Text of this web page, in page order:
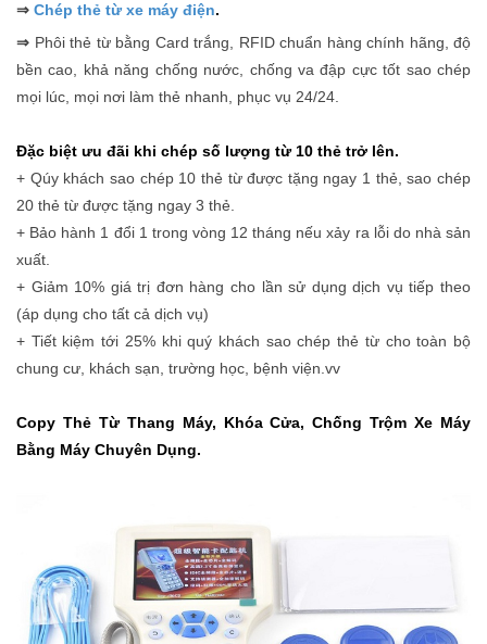
⇒ Chép thẻ từ xe máy điện.
⇒ Phôi thẻ từ bằng Card trắng, RFID chuẩn hàng chính hãng, độ
bền cao, khả năng chống nước, chống va đập cực tốt sao chép
mọi lúc, mọi nơi làm thẻ nhanh, phục vụ 24/24.
Đặc biệt ưu đãi khi chép số lượng từ 10 thẻ trở lên.
+ Qúy khách sao chép 10 thẻ từ được tặng ngay 1 thẻ, sao chép
20 thẻ từ được tặng ngay 3 thẻ.
+ Bảo hành 1 đổi 1 trong vòng 12 tháng nếu xảy ra lỗi do nhà sản
xuất.
+ Giảm 10% giá trị đơn hàng cho lần sử dụng dịch vụ tiếp theo
(áp dụng cho tất cả dịch vụ)
+ Tiết kiệm tới 25% khi quý khách sao chép thẻ từ cho toàn bộ
chung cư, khách sạn, trường học, bệnh viện.vv
Copy Thẻ Từ Thang Máy, Khóa Cửa, Chống Trộm Xe Máy
Bằng Máy Chuyên Dụng.